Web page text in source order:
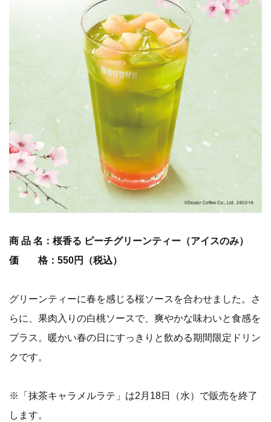
商 品 名：桜香る ピーチグリーンティー（アイスのみ）
価 格：550円（税込）
グリーンティーに春を感じる桜ソースを合わせました。さ
らに、果肉入りの白桃ソースで、爽やかな味わいと食感を
プラス。暖かい春の日にすっきりと飲める期間限定ドリン
クです。
※「抹茶キャラメルラテ」は2月18日（水）で販売を終了
します。